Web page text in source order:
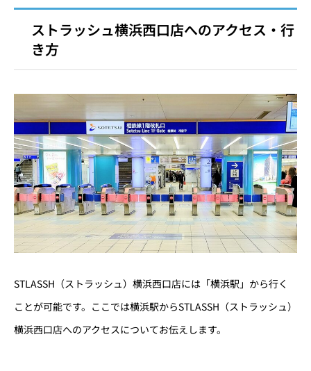
ストラッシュ横浜西口店へのアクセス・行
き方
STLASSH（ストラッシュ）横浜西口店には「横浜駅」から行く
ことが可能です。ここでは横浜駅からSTLASSH（ストラッシュ）
横浜西口店へのアクセスについてお伝えします。